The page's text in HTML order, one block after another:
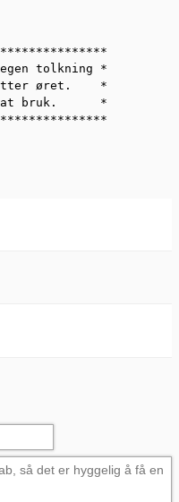
tolkning *
etter øret.    *
bruk.      *